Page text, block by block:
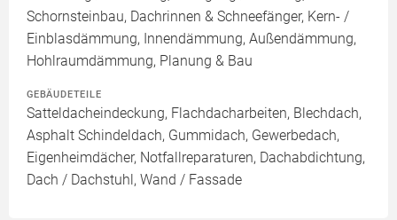
Schornsteinbau, Dachrinnen & Schneefänger, Kern- /
Einblasdämmung, Innendämmung, Außendämmung,
Hohlraumdämmung, Planung & Bau
GEBÄUDETEILE
Satteldacheindeckung, Flachdacharbeiten, Blechdach,
Asphalt Schindeldach, Gummidach, Gewerbedach,
Eigenheimdächer, Notfallreparaturen, Dachabdichtung,
Dach / Dachstuhl, Wand / Fassade